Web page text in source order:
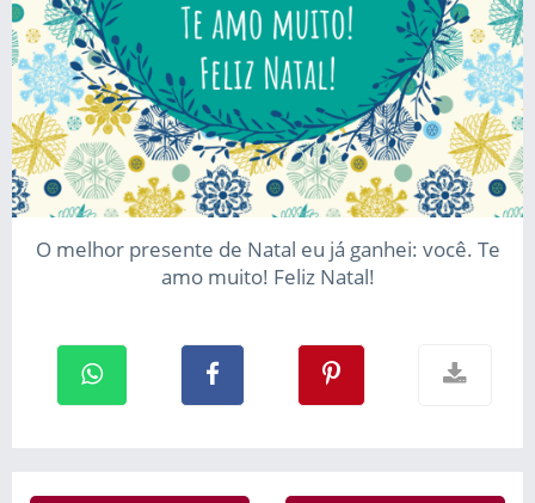
O melhor presente de Natal eu já ganhei: você. Te
amo muito! Feliz Natal!